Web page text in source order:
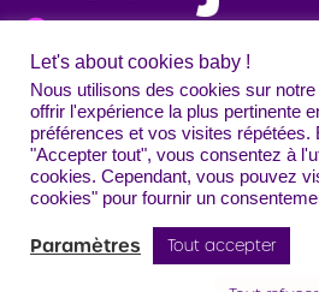
News Programmation
Photos
ContactMentions légalesConfidentialité
Freedj Paris – Tous droits réservés
Let's about cookies baby !
Nous utilisons des cookies sur
offrir l'expérience la plus pertinente
préférences et vos visites répétées.
"Accepter tout", vous consentez à
cookies. Cependant, vous pouvez
cookies" pour fournir un
Paramètres Tout accepter